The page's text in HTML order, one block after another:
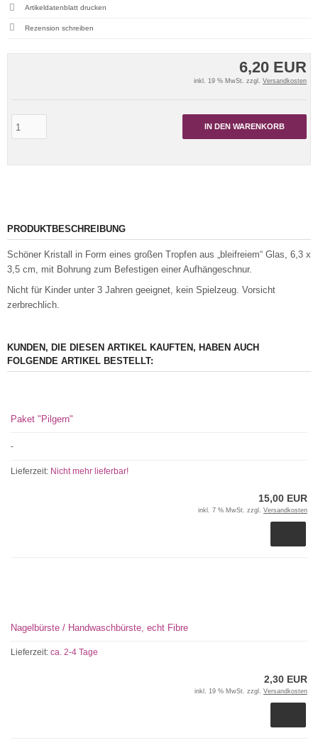
6,20 EUR
inkl. 19 % MwSt. zzgl. Versandkosten
IN DEN WARENKORB
Artikeldatenblatt drucken
Rezension schreiben
PRODUKTBESCHREIBUNG
Schöner Kristall in Form eines großen Tropfen aus „bleifreiem“ Glas, 6,3 x
3,5 cm, mit Bohrung zum Befestigen einer Aufhängeschnur.
Nicht für Kinder unter 3 Jahren geeignet, kein Spielzeug. Vorsicht
zerbrechlich.
KUNDEN, DIE DIESEN ARTIKEL KAUFTEN, HABEN AUCH
FOLGENDE ARTIKEL BESTELLT:
Paket "Pilgern"
-
Lieferzeit: Nicht mehr lieferbar!
15,00 EUR
inkl. 7 % MwSt. zzgl. Versandkosten
Nagelbürste / Handwaschbürste, echt Fibre
Lieferzeit: ca. 2-4 Tage
2,30 EUR
inkl. 19 % MwSt. zzgl. Versandkosten